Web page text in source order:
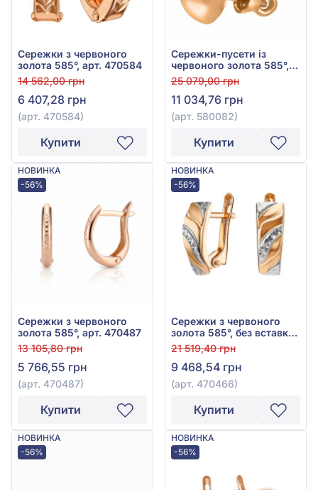
Сережки з червоного
золота 585°, арт. 470584
14 562,00 грн
6 407,28 грн
(арт. 470584)
Купити
Сережки-пусети із
червоного золота 585°,
арт. 580082
25 079,00 грн
11 034,76 грн
(арт. 580082)
Купити
НОВИНКА
-56%
Сережки з червоного
золота 585°, арт. 470487
13 105,80 грн
5 766,55 грн
(арт. 470487)
Купити
НОВИНКА
-56%
Сережки з червоного
золота 585°, без вставки,
арт. 470466
21 519,40 грн
9 468,54 грн
(арт. 470466)
Купити
НОВИНКА
-56%
НОВИНКА
-56%